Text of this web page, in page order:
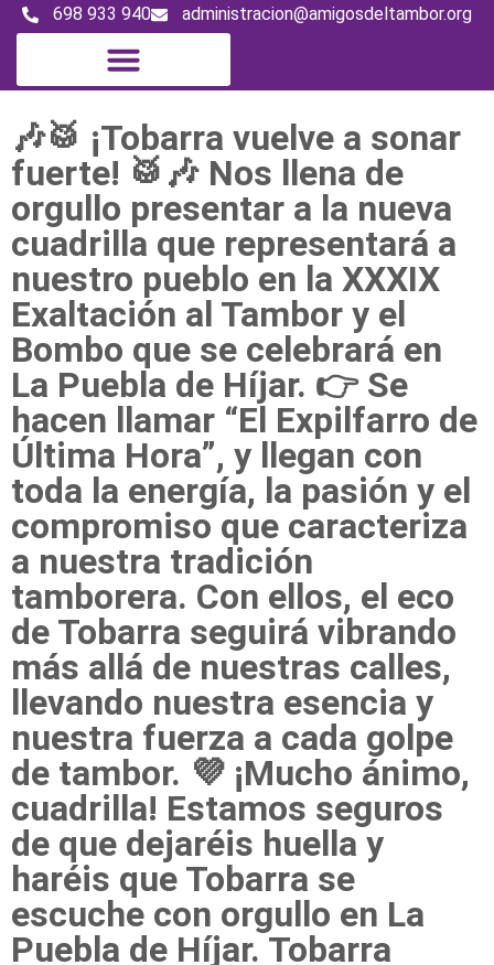
698 933 940 administracion@amigosdeltambor.org
🎶🥁 ¡Tobarra vuelve a sonar
fuerte! 🥁🎶 Nos llena de
orgullo presentar a la nueva
cuadrilla que representará a
nuestro pueblo en la XXXIX
Exaltación al Tambor y el
Bombo que se celebrará en
La Puebla de Híjar. 👉 Se
hacen llamar “El Expilfarro de
Última Hora”, y llegan con
toda la energía, la pasión y el
compromiso que caracteriza
a nuestra tradición
tamborera. Con ellos, el eco
de Tobarra seguirá vibrando
más allá de nuestras calles,
llevando nuestra esencia y
nuestra fuerza a cada golpe
de tambor. 💜 ¡Mucho ánimo,
cuadrilla! Estamos seguros
de que dejaréis huella y
haréis que Tobarra se
escuche con orgullo en La
Puebla de Híjar. Tobarra